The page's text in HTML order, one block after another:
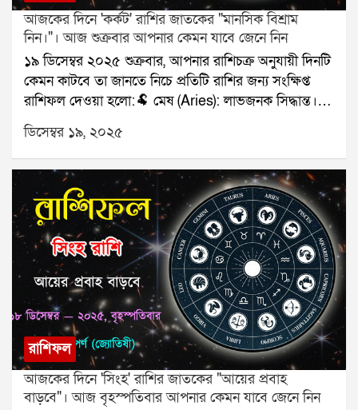
আজকের দিনে 'কর্কট' রাশির জাতকের "মানসিক বিশ্রাম
নিন।"। আজ শুক্রবার আপনার কেমন যাবে জেনে নিন
১৯ ডিসেম্বর ২০২৫ শুক্রবার, আপনার রাশিচক্র অনুযায়ী দিনটি
কেমন কাটবে তা জানতে নিচে প্রতিটি রাশির জন্য সংক্ষিপ্ত
রাশিফল দেওয়া হলো:🐏 মেষ (Aries): লাভজনক সিদ্ধান্ত।🐂
বৃষ (Taurus): পরিবারের মেলামেশা।👥 মিথুন (Gemini):
ব্যস্ততা বাড়বে।🦀 কর্কট (Cancer): মানসিক বিশ্রাম নিন।🦁
সিংহ (Leo): বাড়তি আয়।🌾 কন্যা (Virgo): সম্পর্ক খুশির।⚖️
তুলা (Libra): ট্রাভেল প্ল্যান স্থির।🦂 বৃশ্চিক (Scorpio): পাওনা
পাওয়া।🏹 ধনু (Sagittarius): কাজের সাফল্য।🐐 মকর
(Capricorn): কথায় সতর্কতা।🌊 কুম্ভ (Aquarius): সাহায্য
পাবেন।🐟 মীন (Pisces): কাগজপত্রে সুবিধা।যে কোনও
সমস্যার স্থায়ী সমাধানের জন্য যোগাযোগ করুনঃ শ্রী সূপর্ণ
(জ্যোতিষী)যোগাযোগঃ ৯৮৩০০৬৫২৪০, ওয়েবসাইটঃ
www.srisuparna.com
ডিসেম্বর ১৯, ২০২৫
রাশিফল
আজকের দিনে 'সিংহ' রাশির জাতকের "আয়ের প্রবাহ
বাড়বে"। আজ বৃহস্পতিবার আপনার কেমন যাবে জেনে নিন